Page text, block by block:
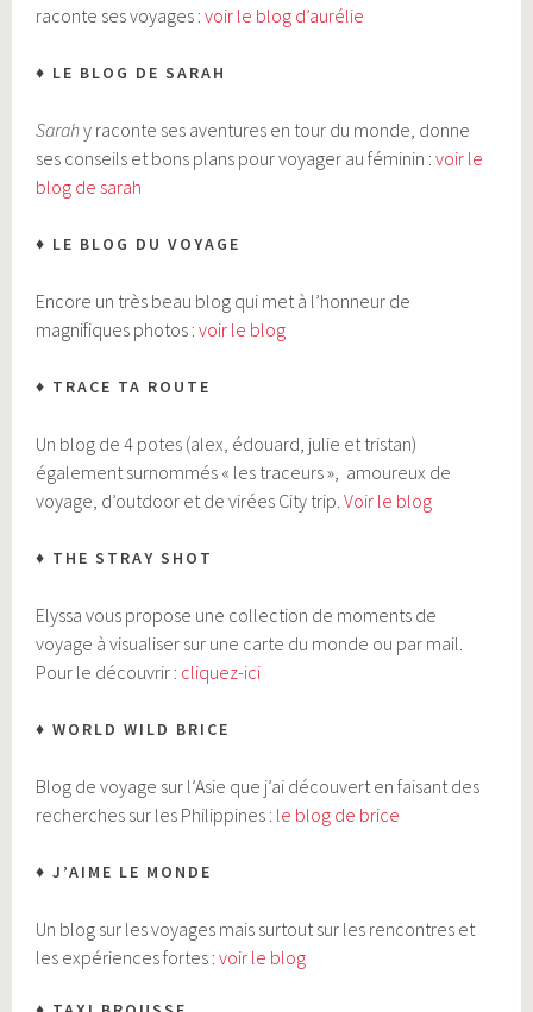
raconte ses voyages :voir le blog d’aurélie
♦ LE BLOG DE SARAH
Sarahy raconte ses aventures en tour du monde, donne
ses conseils et bons plans pour voyager au féminin :voir le
blog de sarah
♦ LE BLOG DU VOYAGE
Encore un très beau blog qui met à l’honneur de
magnifiques photos :voir le blog
♦ TRACE TA ROUTE
Un blog de 4 potes (alex, édouard, julie et tristan)
également surnommés « les traceurs », amoureux de
voyage, d’outdoor et de virées City trip.Voir le blog
♦ THE STRAY SHOT
Elyssa vous propose une collection de moments de
voyage à visualiser sur une carte du monde ou par mail.
Pour le découvrir : cliquez-ici
♦ WORLD WILD BRICE
Blog de voyage sur l’Asie que j’ai découvert en faisant des
recherches sur les Philippines : le blog de brice
♦ J’AIME LE MONDE
Un blog sur les voyages mais surtout sur les rencontres et
les expériences fortes :voir le blog